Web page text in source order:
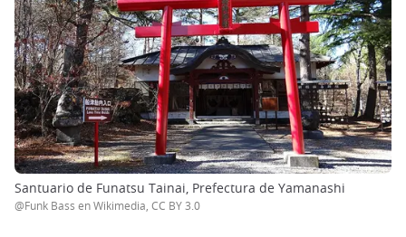
Santuario de Funatsu Tainai, Prefectura de Yamanashi
@Funk Bass en Wikimedia, CC BY 3.0